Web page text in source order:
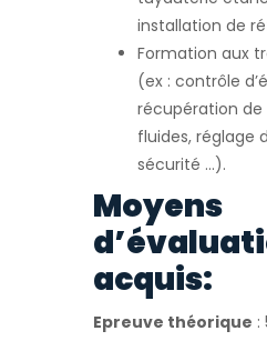
installation de
Formation aux
(ex : contrôle
récupération de
fluides, réglage
sécurité …).
Moyens
acquis:
Epreuve théorique :